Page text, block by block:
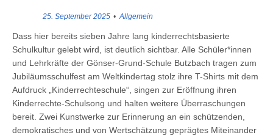
25. September 2025 Allgemein
Dass hier bereits sieben Jahre lang kinderrechtsbasierte
Schulkultur gelebt wird, ist deutlich sichtbar. Alle Schüler*innen
und Lehrkräfte der Gönser-Grund-Schule Butzbach tragen zum
Jubiläumsschulfest am Weltkindertag stolz ihre T-Shirts mit dem
Aufdruck „Kinderrechteschule“, singen zur Eröffnung ihren
Kinderrechte-Schulsong und halten weitere Überraschungen
bereit. Zwei Kunstwerke zur Erinnerung an ein schützenden,
demokratisches und von Wertschätzung geprägtes Miteinander